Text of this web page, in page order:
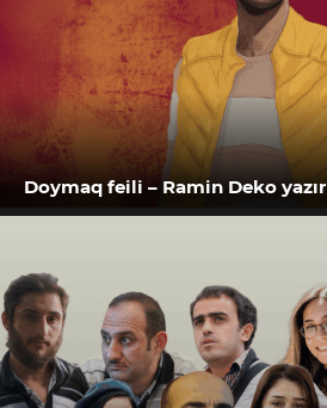
Doymaq feili – Ramin Deko yazır